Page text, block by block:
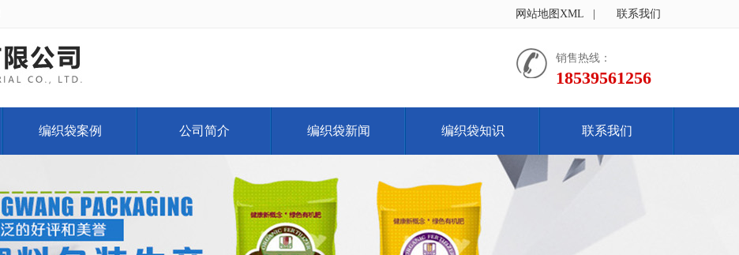
网站地图XML 联系我们
销售热线：
18539561256
编织袋案例 公司简介 编织袋新闻 编织袋知识 联系我们